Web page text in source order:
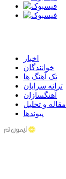
اخبار
خوانندگان
تک آهنگ ها
ترانه سرایان
آهنگسازان
مقاله و تحلیل
پیوندها